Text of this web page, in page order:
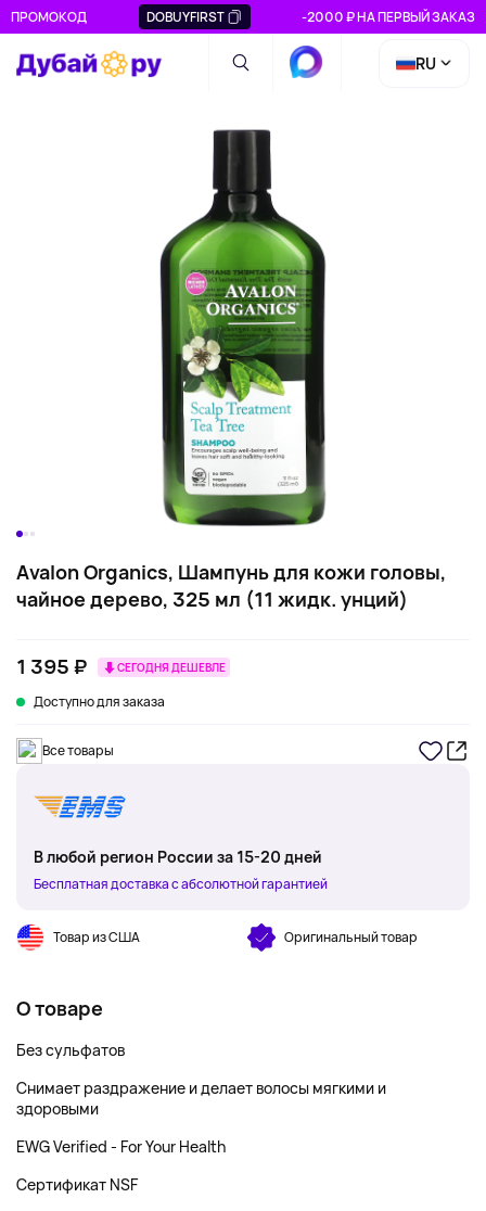
ПРОМОКОД DOBUYFIRST -2000 ₽ НА ПЕРВЫЙ ЗАКАЗ
RU
Avalon Organics, Шампунь для кожи головы,
чайное дерево, 325 мл (11 жидк. унций)
1 395 ₽ СЕГОДНЯ ДЕШЕВЛЕ
Доступно для заказа
Все товары
В любой регион России за 15-20 дней
Бесплатная доставка с абсолютной гарантией
Товар из США Оригинальный товар
О товаре
Без сульфатов
Снимает раздражение и делает волосы мягкими и
здоровыми
EWG Verified - For Your Health
Сертификат NSF